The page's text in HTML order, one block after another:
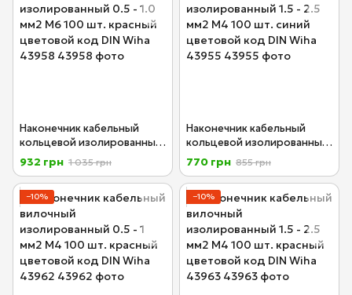
Наконечник кабельный
кольцевой изолированный
0.5 - 1.0 мм2 М6 100 шт.
красный цветовой код DIN
Wiha 43958
932 грн 1 035 грн
Наконечник кабельный
кольцевой изолированный
1.5 - 2.5 мм2 М4 100 шт.
синий цветовой код DIN
Wiha 43955
770 грн 855 грн
−10% −10%